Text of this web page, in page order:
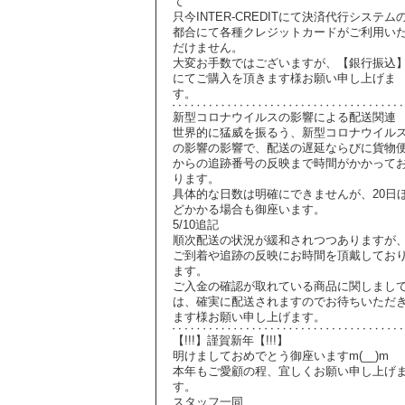
只今INTER-CREDITにて決済代行システム
都合にて各種クレジットカードがご利用い
だけません。
大変お手数ではございますが、【銀行振込】
にてご購入を頂きます様お願い申し上げま
す。
新型コロナウイルスの影響による配送関連
世界的に猛威を振るう、新型コロナウイルス
の影響の影響で、配送の遅延ならびに貨物
からの追跡番号の反映まで時間がかかって
ります。
具体的な日数は明確にできませんが、20日
どかかる場合も御座います。
5/10追記
順次配送の状況が緩和されつつありますが、
ご到着や追跡の反映にお時間を頂戴しており
ます。
ご入金の確認が取れている商品に関しまし
は、確実に配送されますのでお待ちいただき
ます様お願い申し上げます。
【!!!】謹賀新年【!!!】
明けましておめでとう御座いますm(__)m
本年もご愛顧の程、宜しくお願い申し上げま
す。
スタッフ一同